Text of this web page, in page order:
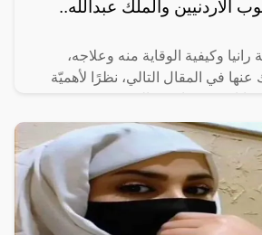
الاردنيين والملك عبدالله..
وكيفية الوقاية منه وعلاجه،
في المقال التالي، نظرًا لأهميّة